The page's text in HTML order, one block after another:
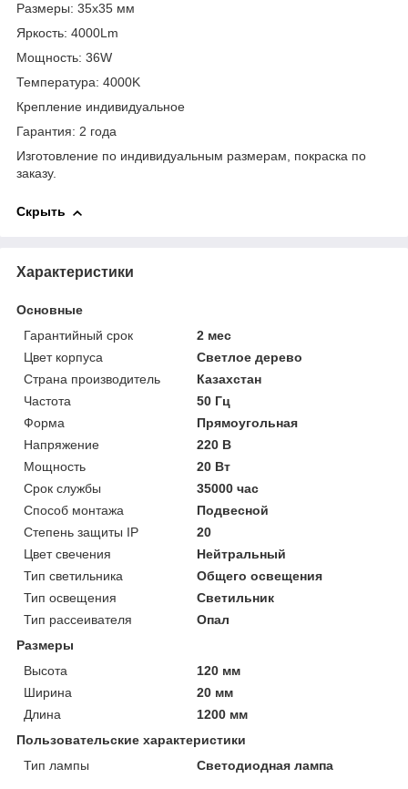
Размеры: 35х35 мм
Яркость: 4000Lm
Мощность: 36W
Температура: 4000K
Крепление индивидуальное
Гарантия: 2 года
Изготовление по индивидуальным размерам, покраска по
заказу.
Скрыть
Характеристики
Основные
Гарантийный срок
2 мес
Цвет корпуса
Светлое дерево
Страна производитель
Казахстан
Частота
50 Гц
Форма
Прямоугольная
Напряжение
220 В
Мощность
20 Вт
Срок службы
35000 час
Способ монтажа
Подвесной
Степень защиты IP
20
Цвет свечения
Нейтральный
Тип светильника
Общего освещения
Тип освещения
Светильник
Тип рассеивателя
Опал
Размеры
Высота
120 мм
Ширина
20 мм
Длина
1200 мм
Пользовательские характеристики
Тип лампы
Светодиодная лампа